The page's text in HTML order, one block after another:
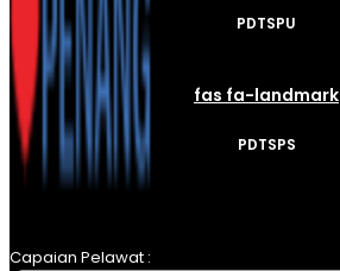
PDTSPU
fas fa-landmark
PDTSPS
Capaian Pelawat :